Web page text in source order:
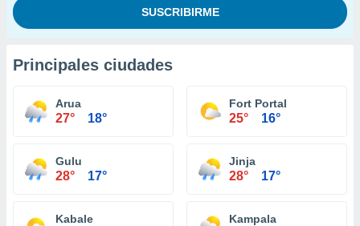
Principales ciudades
Arua
27° 18°
Fort Portal
25° 16°
Gulu
28° 17°
Jinja
28° 17°
Kabale Kampala